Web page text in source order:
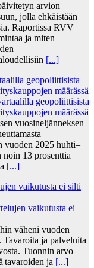
arvion
jolla ehkäistään
Raportissa RVV
ja miten
[...]
geopoliittisista
määrässä
vuosineljänneksen
vuoden 2025 huhti–
noin 13 prosenttia
[...]
vaikutusta ei silti
väheni vuoden
Tavaroita ja palveluita
Tuonnin arvo
tavaroiden ja [...]